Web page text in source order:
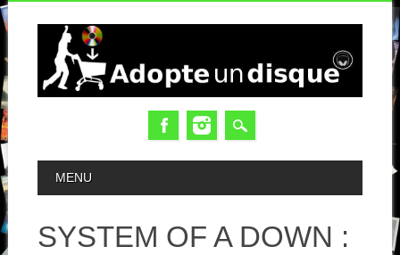
MAIN MENU
MENU
SYSTEM OF A DOWN :